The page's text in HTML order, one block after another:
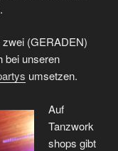
(GERADEN)
bei unseren
umsetzen.
Auf
Tanzwork
shops gibt